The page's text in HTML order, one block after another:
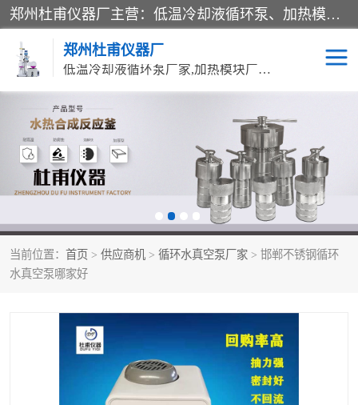
郑州杜甫仪器厂主营：低温冷却液循环泵、加热模块、水热合成反应釜、水油浴锅、旋转蒸发器、循环水真空泵等产品。郑州杜甫仪器厂在众多的教学仪器行业中依靠科技力量扬长避短、迅速发展，成为国家教委*生产教学仪器的厂家，产品具有国内良好水平，主导产品通过ISO9002质量认证。
郑州杜甫仪器厂
低温冷却液循环泵厂家,加热模块厂家,水热合成反应釜厂家,水油浴锅厂家,旋转蒸发器厂家
当前位置： 首页 > 供应商机 > 循环水真空泵厂家 > 邯郸不锈钢循环
水真空泵哪家好
循环水真空泵厂家 水热合成反应釜厂家
低温冷却液循环泵厂家 加热模块厂家
气流烘干器
旋转蒸发器厂家 双层玻璃反应釜10L
高温循环油浴锅母 五抽头循环水真空泵
多功能油浴锅